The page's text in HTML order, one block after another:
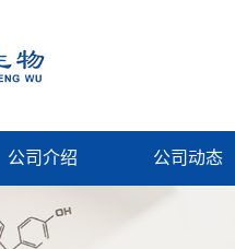
公司介绍 公司动态